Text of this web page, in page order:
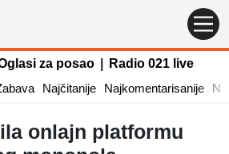
za posao
Radio 021 live
Najčitanije Najkomentarisanije
onlajn platformu